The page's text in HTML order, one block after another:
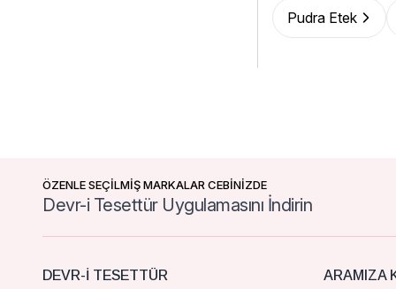
Pudra Etek
ÖZENLE SEÇİLMİŞ MARKALAR CEBİNİZDE
Devr-i Tesettür Uygulamasını İndirin
DEVR-I TESETTÜR ARAMIZA